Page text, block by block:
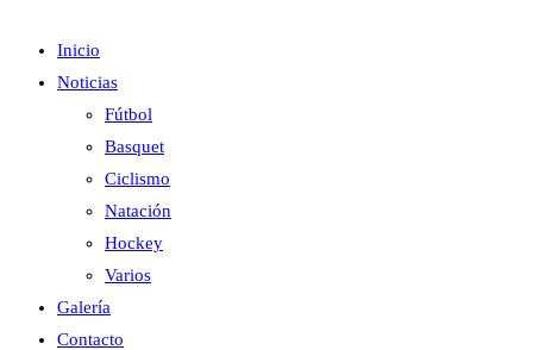
Inicio
Noticias
Fútbol
Basquet
Ciclismo
Natación
Hockey
Varios
Galería
Contacto